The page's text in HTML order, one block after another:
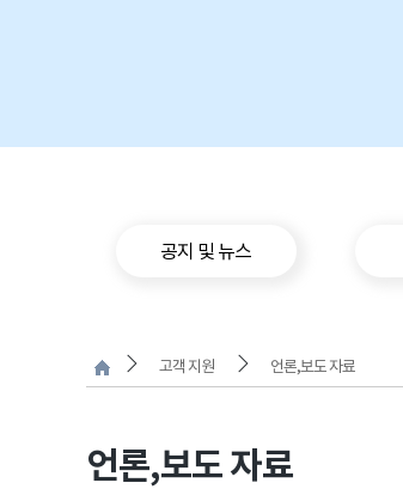
공지 및 뉴스
고객 지원 언론,보도 자료
언론,보도 자료